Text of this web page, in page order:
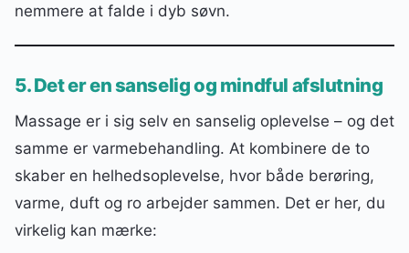
nemmere at falde i dyb søvn.
5. Det er en sanselig og mindful afslutning
Massage er i sig selv en sanselig oplevelse – og det
samme er varmebehandling. At kombinere de to
skaber en helhedsoplevelse, hvor både berøring,
varme, duft og ro arbejder sammen. Det er her, du
virkelig kan mærke: